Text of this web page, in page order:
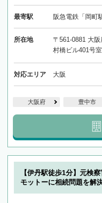
最寄駅 阪急電鉄「岡町
所在地
〒561-0881 大
村橋ビル401号室
対応エリア 大阪
大阪府 豊中市
【伊丹駅徒歩1分】元検
モットーに相続問題を解